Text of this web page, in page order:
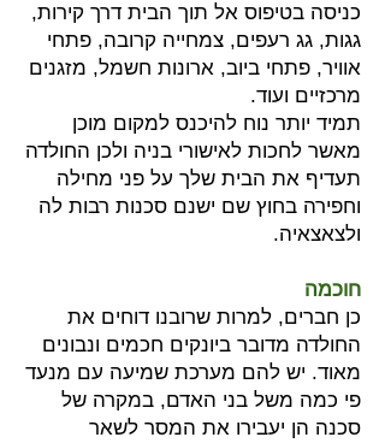
כניסה בטיפוס אל תוך הבית דרך קירות,
גגות, גג רעפים, צמחייה קרובה, פתחי
אוויר, פתחי ביוב, ארונות חשמל, מזגנים
מרכזיים ועוד.
תמיד יותר נוח להיכנס למקום מוכן
מאשר לחכות לאישורי בניה ולכן החולדה
תעדיף את הבית שלך על פני מחילה
וחפירה בחוץ שם ישנם סכנות רבות לה
ולצאצאיה.
חוכמה
כן חברים, למרות שרובנו דוחים את
החולדה מדובר ביונקים חכמים ונבונים
מאוד. יש להם מערכת שמיעה עם מנעד
פי כמה משל בני האדם, במקרה של
סכנה הן יעבירו את המסר לשאר